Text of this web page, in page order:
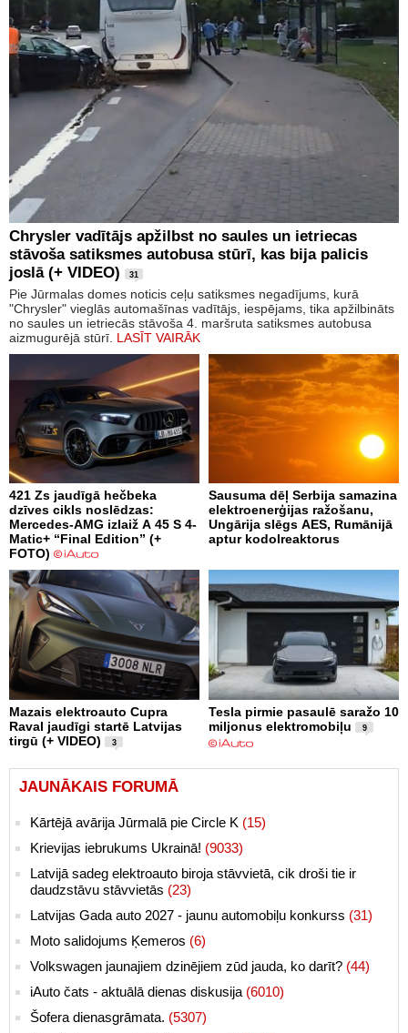
Chrysler vadītājs apžilbst no saules un ietriecas
stāvoša satiksmes autobusa stūrī, kas bija palicis
joslā (+ VIDEO)
31
Pie Jūrmalas domes noticis ceļu satiksmes negadījums, kurā
"Chrysler" vieglās automašīnas vadītājs, iespējams, tika apžilbināts
no saules un ietriecās stāvoša 4. maršruta satiksmes autobusa
aizmugurējā stūrī. LASĪT VAIRĀK
421 Zs jaudīgā hečbeka
dzīves cikls noslēdzas:
Mercedes-AMG izlaiž A 45 S 4-
Matic+ “Final Edition” (+
FOTO)
Sausuma dēļ Serbija samazina
elektroenerģijas ražošanu,
Ungārija slēgs AES, Rumānijā
aptur kodolreaktorus
Mazais elektroauto Cupra
Raval jaudīgi startē Latvijas
tirgū (+ VIDEO)
3
Tesla pirmie pasaulē saražo 10
miljonus elektromobiļu
9
JAUNĀKAIS FORUMĀ
Kārtējā avārija Jūrmalā pie Circle K (15)
Krievijas iebrukums Ukrainā! (9033)
Latvijā sadeg elektroauto biroja stāvvietā, cik droši tie ir
daudzstāvu stāvvietās (23)
Latvijas Gada auto 2027 - jaunu automobiļu konkurss (31)
Moto salidojums Ķemeros (6)
Volkswagen jaunajiem dzinējiem zūd jauda, ko darīt? (44)
iAuto čats - aktuālā dienas diskusija (6010)
Šofera dienasgrāmata. (5307)